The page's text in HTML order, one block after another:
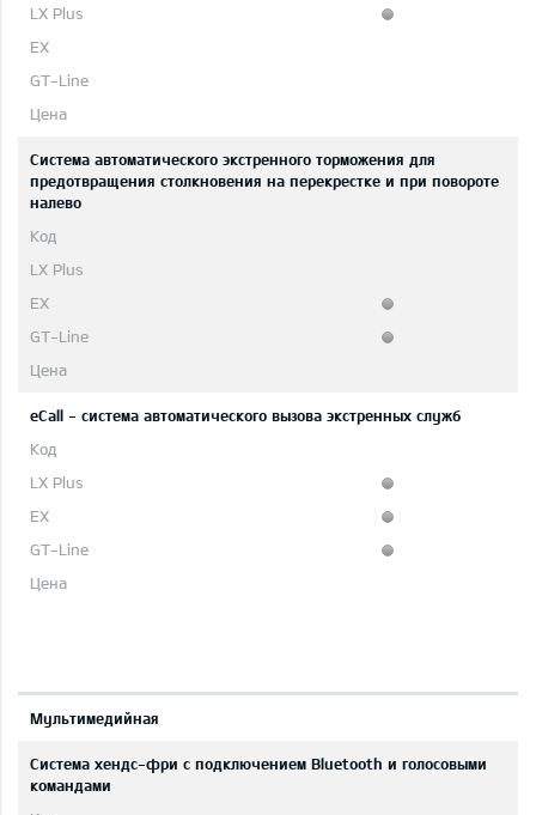
Система автоматического экстренного торможения для
предотвращения столкновения на перекрестке и при повороте
налево
eCall - система автоматического вызова экстренных служб
Мультимедийная
Система хендс-фри с подключением Bluetooth и голосовыми
командами